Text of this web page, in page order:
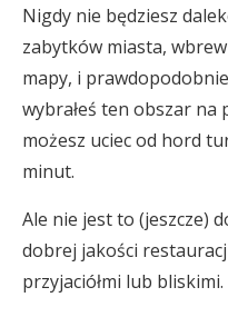
Nigdy nie będziesz
zabytków miasta,
mapy, i
wybrałeś ten obszar na
możesz uciec od hord
minut.
Ale nie jest to (jeszcze)
dobrej jakości
przyjaciółmi lub bliskimi.